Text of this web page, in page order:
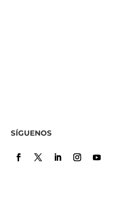
SÍGUENOS